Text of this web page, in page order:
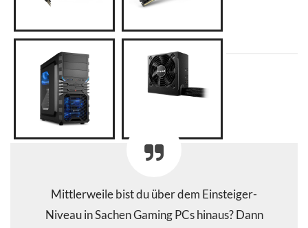
Mittlerweile bist du über dem Einsteiger-
Niveau in Sachen Gaming PCs hinaus? Dann